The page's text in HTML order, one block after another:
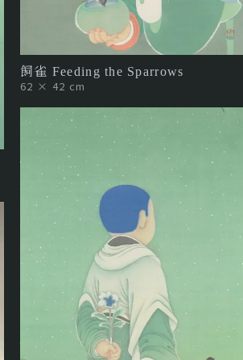
飼雀 Feeding the Sparrows
62 × 42 cm